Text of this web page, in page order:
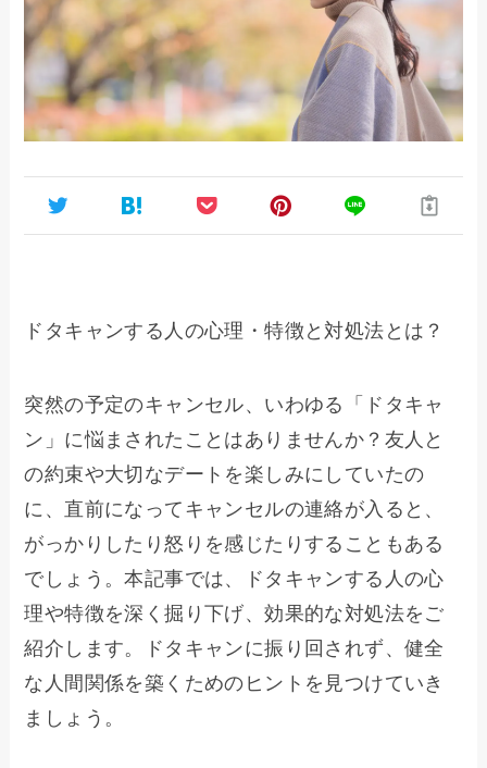
ドタキャンする人の心理・特徴と対処法とは？
突然の予定のキャンセル、いわゆる「ドタキャ
ン」に悩まされたことはありませんか？友人と
の約束や大切なデートを楽しみにしていたの
に、直前になってキャンセルの連絡が入ると、
がっかりしたり怒りを感じたりすることもある
でしょう。本記事では、ドタキャンする人の心
理や特徴を深く掘り下げ、効果的な対処法をご
紹介します。ドタキャンに振り回されず、健全
な人間関係を築くためのヒントを見つけていき
ましょう。